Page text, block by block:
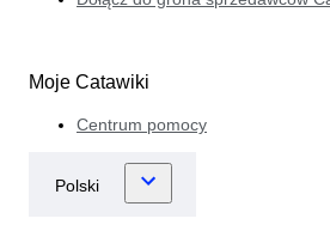
Moje Catawiki
Centrum pomocy